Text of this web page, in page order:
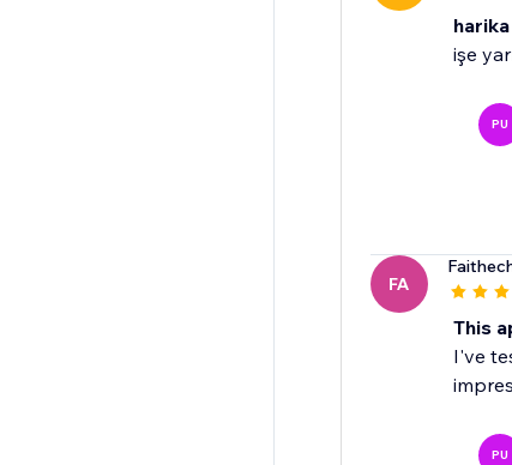
harika
işe
PU
FA
This
I've
PU